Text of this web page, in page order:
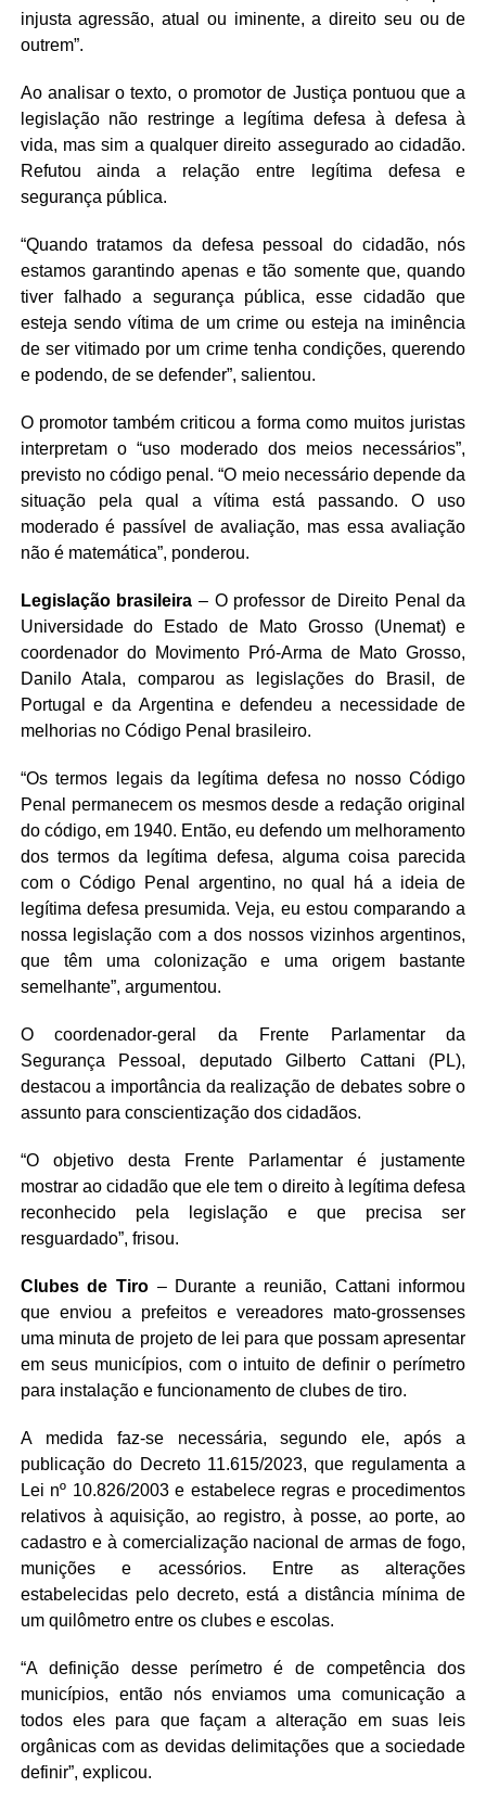
injusta agressão, atual ou iminente, a direito seu ou de
outrem”.
Ao analisar o texto, o promotor de Justiça pontuou que a
legislação não restringe a legítima defesa à defesa à
vida, mas sim a qualquer direito assegurado ao cidadão.
Refutou ainda a relação entre legítima defesa e
segurança pública.
“Quando tratamos da defesa pessoal do cidadão, nós
estamos garantindo apenas e tão somente que, quando
tiver falhado a segurança pública, esse cidadão que
esteja sendo vítima de um crime ou esteja na iminência
de ser vitimado por um crime tenha condições, querendo
e podendo, de se defender”, salientou.
O promotor também criticou a forma como muitos juristas
interpretam o “uso moderado dos meios necessários”,
previsto no código penal. “O meio necessário depende da
situação pela qual a vítima está passando. O uso
moderado é passível de avaliação, mas essa avaliação
não é matemática”, ponderou.
Legislação brasileira – O professor de Direito Penal da
Universidade do Estado de Mato Grosso (Unemat) e
coordenador do Movimento Pró-Arma de Mato Grosso,
Danilo Atala, comparou as legislações do Brasil, de
Portugal e da Argentina e defendeu a necessidade de
melhorias no Código Penal brasileiro.
“Os termos legais da legítima defesa no nosso Código
Penal permanecem os mesmos desde a redação original
do código, em 1940. Então, eu defendo um melhoramento
dos termos da legítima defesa, alguma coisa parecida
com o Código Penal argentino, no qual há a ideia de
legítima defesa presumida. Veja, eu estou comparando a
nossa legislação com a dos nossos vizinhos argentinos,
que têm uma colonização e uma origem bastante
semelhante”, argumentou.
O coordenador-geral da Frente Parlamentar da
Segurança Pessoal, deputado Gilberto Cattani (PL),
destacou a importância da realização de debates sobre o
assunto para conscientização dos cidadãos.
“O objetivo desta Frente Parlamentar é justamente
mostrar ao cidadão que ele tem o direito à legítima defesa
reconhecido pela legislação e que precisa ser
resguardado”, frisou.
Clubes de Tiro – Durante a reunião, Cattani informou
que enviou a prefeitos e vereadores mato-grossenses
uma minuta de projeto de lei para que possam apresentar
em seus municípios, com o intuito de definir o perímetro
para instalação e funcionamento de clubes de tiro.
A medida faz-se necessária, segundo ele, após a
publicação do Decreto 11.615/2023, que regulamenta a
Lei nº 10.826/2003 e estabelece regras e procedimentos
relativos à aquisição, ao registro, à posse, ao porte, ao
cadastro e à comercialização nacional de armas de fogo,
munições e acessórios. Entre as alterações
estabelecidas pelo decreto, está a distância mínima de
um quilômetro entre os clubes e escolas.
“A definição desse perímetro é de competência dos
municípios, então nós enviamos uma comunicação a
todos eles para que façam a alteração em suas leis
orgânicas com as devidas delimitações que a sociedade
definir”, explicou.